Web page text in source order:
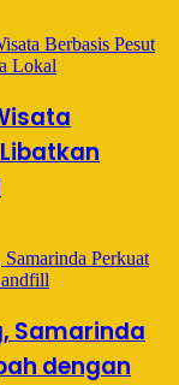
Samarinda
dengan